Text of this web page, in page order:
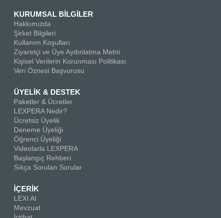
KURUMSAL BİLGİLER
Hakkımızda
Şirket Bilgileri
Kullanım Koşulları
Ziyaretçi ve Üye Aydınlatma Metni
Kişisel Verilerin Korunması Politikası
Veri Öznesi Başvurusu
ÜYELİK & DESTEK
Paketler & Ücretler
LEXPERA Nedir?
Ücretsiz Üyelik
Deneme Üyeliği
Öğrenci Üyeliği
Videolarla LEXPERA
Başlangıç Rehberi
Sıkça Sorulan Sorular
İÇERİK
LEXI AI
Mevzuat